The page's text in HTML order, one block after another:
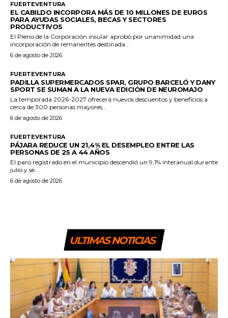
FUERTEVENTURA
EL CABILDO INCORPORA MÁS DE 10 MILLONES DE EUROS
PARA AYUDAS SOCIALES, BECAS Y SECTORES
PRODUCTIVOS
El Pleno de la Corporación insular aprobó por unanimidad una
incorporación de remanentes destinada...
6 de agosto de 2026
FUERTEVENTURA
PADILLA SUPERMERCADOS SPAR, GRUPO BARCELÓ Y DANY
SPORT SE SUMAN A LA NUEVA EDICIÓN DE NEUROMAJO
La temporada 2026-2027 ofrecerá nuevos descuentos y beneficios a
cerca de 300 personas mayores...
6 de agosto de 2026
FUERTEVENTURA
PÁJARA REDUCE UN 21,4% EL DESEMPLEO ENTRE LAS
PERSONAS DE 25 A 44 AÑOS
El paro registrado en el municipio descendió un 9,1% interanual durante
julio y se...
6 de agosto de 2026
ULTIMAS NOTICIAS